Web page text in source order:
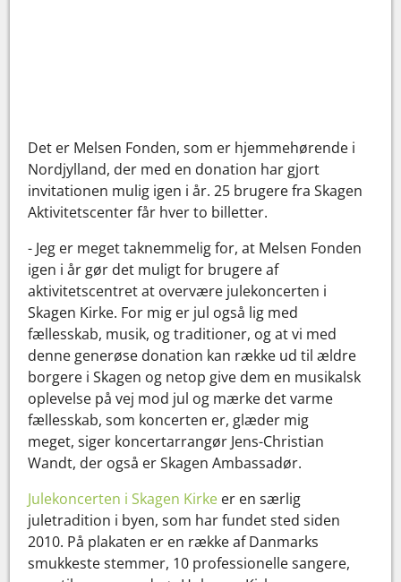
Det er Melsen Fonden, som er hjemmehørende i
Nordjylland, der med en donation har gjort
invitationen mulig igen i år. 25 brugere fra Skagen
Aktivitetscenter får hver to billetter.
- Jeg er meget taknemmelig for, at Melsen Fonden
igen i år gør det muligt for brugere af
aktivitetscentret at overvære julekoncerten i
Skagen Kirke. For mig er jul også lig med
fællesskab, musik, og traditioner, og at vi med
denne generøse donation kan række ud til ældre
borgere i Skagen og netop give dem en musikalsk
oplevelse på vej mod jul og mærke det varme
fællesskab, som koncerten er, glæder mig
meget, siger koncertarrangør Jens-Christian
Wandt, der også er Skagen Ambassadør.
Julekoncerten i Skagen Kirke er en særlig
juletradition i byen, som har fundet sted siden
2010. På plakaten er en række af Danmarks
smukkeste stemmer, 10 professionelle sangere,